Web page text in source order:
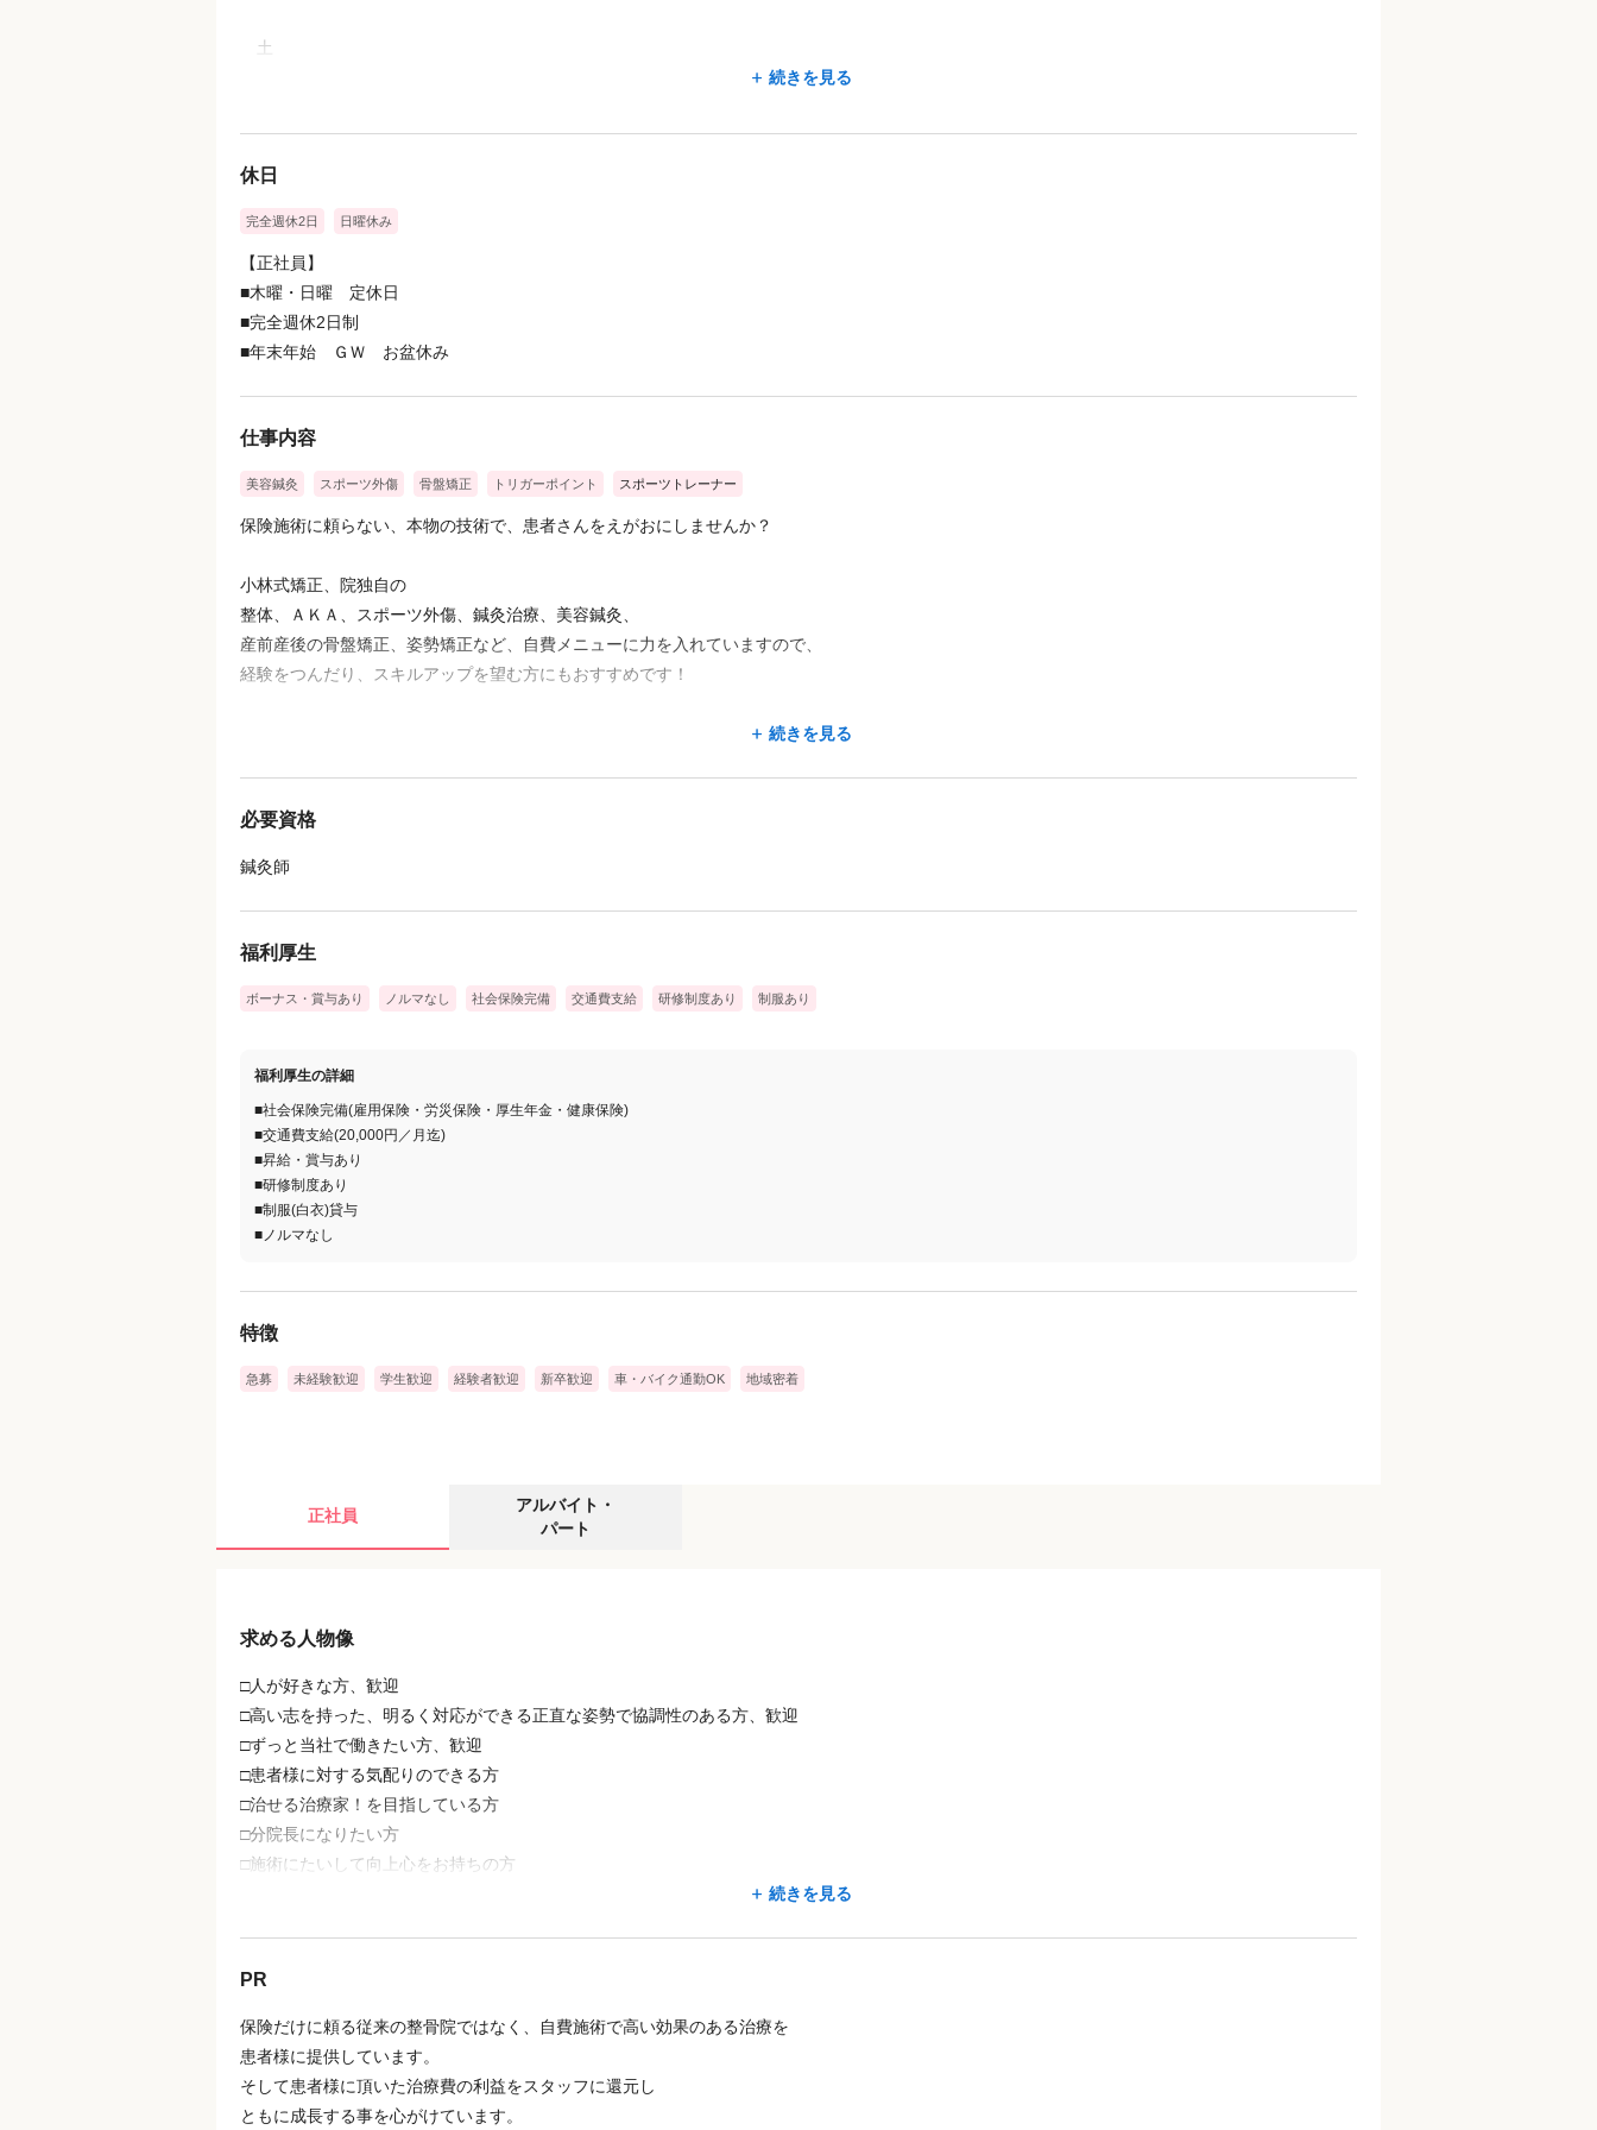
土
続きを見る
休日
完全週休2日 日曜休み
【正社員】
■木曜・日曜 定休日
■完全週休2日制
■年末年始 ＧＷ お盆休み
仕事内容
美容鍼灸 スポーツ外傷 骨盤矯正 トリガーポイント スポーツトレーナー
保険施術に頼らない、本物の技術で、患者さんをえがおにしませんか？
小林式矯正、院独自の
整体、ＡＫＡ、スポーツ外傷、鍼灸治療、美容鍼灸、
産前産後の骨盤矯正、姿勢矯正など、自費メニューに力を入れていますので、
経験をつんだり、スキルアップを望む方にもおすすめです！
続きを見る
必要資格
鍼灸師
福利厚生
ボーナス・賞与あり ノルマなし 社会保険完備 交通費支給 研修制度あり 制服あり
福利厚生の詳細
■社会保険完備(雇用保険・労災保険・厚生年金・健康保険)
■交通費支給(20,000円／月迄)
■昇給・賞与あり
■研修制度あり
■制服(白衣)貸与
■ノルマなし
特徴
急募 未経験歓迎 学生歓迎 経験者歓迎 新卒歓迎 車・バイク通勤OK 地域密着
給与
鍼灸師
店舗名・勤務地
2件の店舗
勤務時間
週5回 シフト制
正社員
アルバイト・
パート
求める人物像
□人が好きな方、歓迎
□高い志を持った、明るく対応ができる正直な姿勢で協調性のある方、歓迎
□ずっと当社で働きたい方、歓迎
□患者様に対する気配りのできる方
□治せる治療家！を目指している方
□分院長になりたい方
□施術にたいして向上心をお持ちの方
□鍼灸師
□鍼灸師
続きを見る
PR
保険だけに頼る従来の整骨院ではなく、自費施術で高い効果のある治療を
患者様に提供しています。
そして患者様に頂いた治療費の利益をスタッフに還元し
ともに成長する事を心がけています。